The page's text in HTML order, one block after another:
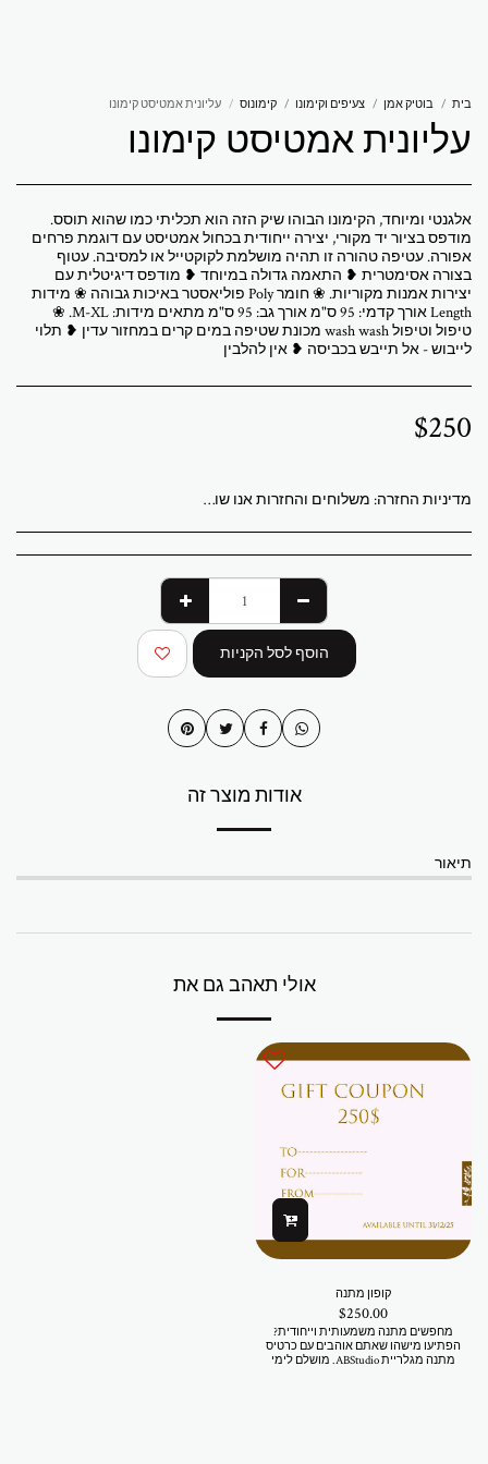
בית בוטיק אמן צעיפים וקימונו קימונוס עליונית אמטיסט קימונו
עליונית אמטיסט קימונו
אלגנטי ומיוחד, הקימונו הבוהו שיק הזה הוא תכליתי כמו שהוא תוסס.
מודפס בציור יד מקורי, יצירה ייחודית בכחול אמטיסט עם דוגמת פרחים
אפורה. עטיפה טהורה זו תהיה מושלמת לקוקטייל או למסיבה. עטוף
בצורה אסימטרית ❥ התאמה גדולה במיוחד ❥ מודפס דיגיטלית עם
יצירות אמנות מקוריות. ❀ חומר Poly פוליאסטר באיכות גבוהה ❀ מידות
Length אורך קדמי: 95 ס"מ אורך גב: 95 ס"מ מתאים מידות: M-XL. ❀
טיפול וטיפול wash wash מכונת שטיפה במים קרים במחזור עדין ❥ תלוי
לייבוש - אל תייבש בכביסה ❥ אין להלבין
$250
מדיניות החזרה:משלוחים והחזרות אנו שולחים לכל העולם מגלריית ABStudio בישראל. הזמנות מעובדות תוך 3 עד 7 ימי עסקים. מספר מעקב יישלח לאחר משלוח ההזמנה. יצירות האמנות המקוריות נארזות באופן מקצועי ונשלחות מבוטחות במלואן. איסוף מקומי מהגלריה זמין בתיאום מראש. המחירים ללקוחות בישראל כוללים מע"מ. עבור הזמנות בינלאומיות, עשויים לחול מסי יבוא או מיסים מקומיים בעת המסירה. עמלות אלה הן באחריות הקונה. החזרות מתקבלות תוך 14 יום ממועד המסירה. יש להחזיר את יצירת האמנות במצבה ובאריזה המקוריים. משלוח וביטוח חזרה הם באחריות הקונה. אם יצירת האמנות שלך מגיעה פגומה, אנא צור איתנו קשר תוך 48 שעות. שאלות או צורך בסיוע שלח דוא"ל לכתובת abramovichp@gmail.com
הוסף לסל הקניות
אודות מוצר זה
תיאור
אולי תאהב גם את
קופון מתנה
$250.00
מחפשים מתנה משמעותית וייחודית?
הפתיעו מישהו שאתם אוהבים עם כרטיס
מתנה מגלריית ABStudio. מושלם לימי